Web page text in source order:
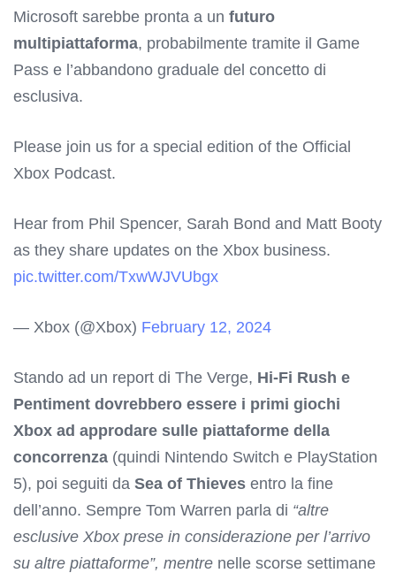
Microsoft sarebbe pronta a un futuro
multipiattaforma, probabilmente tramite il Game
Pass e l’abbandono graduale del concetto di
esclusiva.
Please join us for a special edition of the Official
Xbox Podcast.
Hear from Phil Spencer, Sarah Bond and Matt Booty
as they share updates on the Xbox business.
pic.twitter.com/TxwWJVUbgx
— Xbox (@Xbox) February 12, 2024
Stando ad un report di The Verge, Hi-Fi Rush e
Pentiment dovrebbero essere i primi giochi
Xbox ad approdare sulle piattaforme della
concorrenza (quindi Nintendo Switch e PlayStation
5), poi seguiti da Sea of Thieves entro la fine
dell’anno. Sempre Tom Warren parla di “altre
esclusive Xbox prese in considerazione per l’arrivo
su altre piattaforme”, mentre nelle scorse settimane